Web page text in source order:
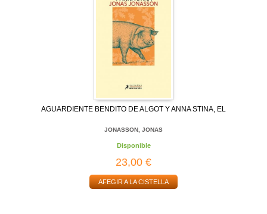
AGUARDIENTE BENDITO DE ALGOT Y ANNA STINA, EL
JONASSON, JONAS
Disponible
23,00 €
AFEGIR A LA CISTELLA